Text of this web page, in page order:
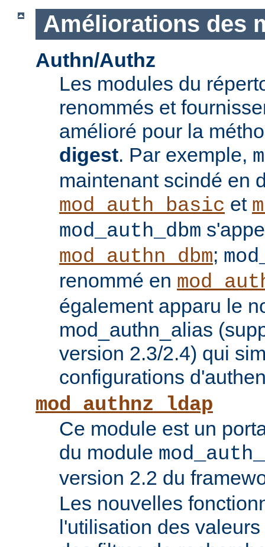
Améliorations des
Authn/Authz
Les modules du
renommés et
amélioré pour la
digest. Par exemple,
maintenant scindé en
mod_auth_basic et
mod_auth_dbm
mod_authn_dbm;
renommé en
également apparu le
mod_authn_alias
version 2.3/2.4) qui
configurations
mod_authnz_ldap
Ce module est un
du module
version 2.2 du
Les nouvelles
l'utilisation des